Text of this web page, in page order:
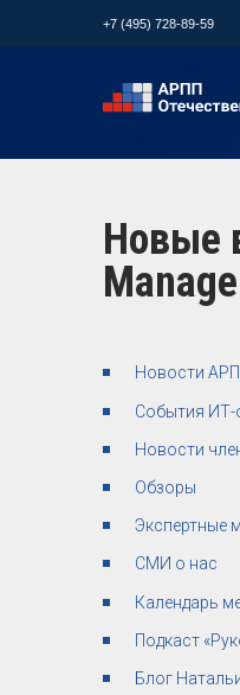
+7 (495) 728-89-59
Новые
Новости
События ИТ-
Новости
Обзоры
Экспертные
СМИ о нас
Календарь
Подкаст
Блог